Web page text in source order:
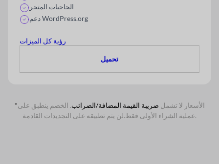
الحاجيات المتجر
دعم WordPress.org
رؤية كل الميزات
تحميل
* الأسعار لا تشمل ضريبة القيمة المضافة/الضرائب. الخصم ينطبق على
عملية الشراء الأولى فقط.لن يتم تطبيقه على التجديدات القادمة.